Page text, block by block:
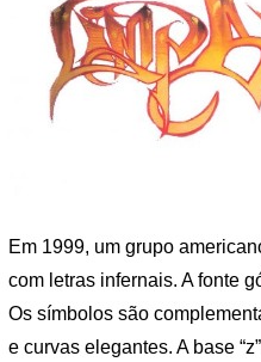
Em 1999, um grupo
com letras infernais. A fonte
Os símbolos são
e curvas elegantes. A base